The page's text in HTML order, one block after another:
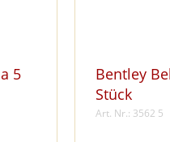
5
Bentley
Stück
Art. Nr.: 3562 5